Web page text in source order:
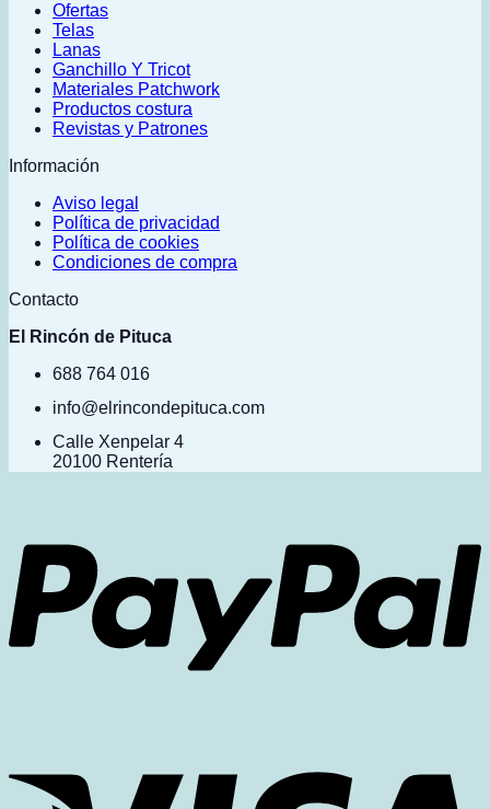
Ofertas
Telas
Lanas
Ganchillo Y Tricot
Materiales Patchwork
Productos costura
Revistas y Patrones
Información
Aviso legal
Política de privacidad
Política de cookies
Condiciones de compra
Contacto
El Rincón de Pituca
688 764 016
info@elrincondepituca.com
Calle Xenpelar 4
20100 Rentería